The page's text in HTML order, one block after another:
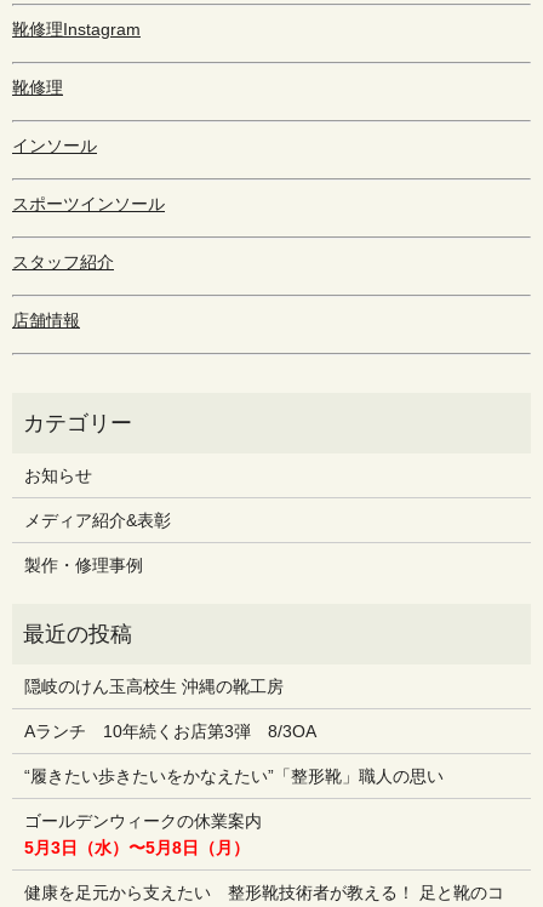
靴修理Instagram
靴修理
インソール
スポーツインソール
スタッフ紹介
店舗情報
お知らせ
メディア紹介&表彰
製作・修理事例
隠岐のけん玉高校生 沖縄の靴工房
Aランチ 10年続くお店第3弾 8/3OA
“履きたい歩きたいをかなえたい”「整形靴」職人の思い
ゴールデンウィークの休業案内
5月3日（水）〜5月8日（月）
健康を足元から支えたい 整形靴技術者が教える！ 足と靴のコ